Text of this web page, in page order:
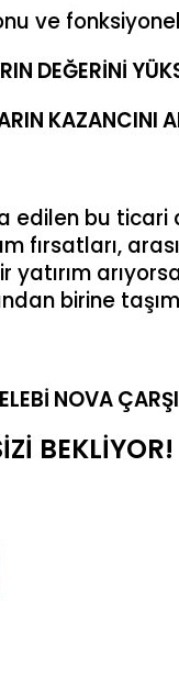
ve
DEĞERİNİ
KAZANCINI
edilen bu ticari
fırsatları,
birine
NOVA ÇARŞI
BEKLİYOR!